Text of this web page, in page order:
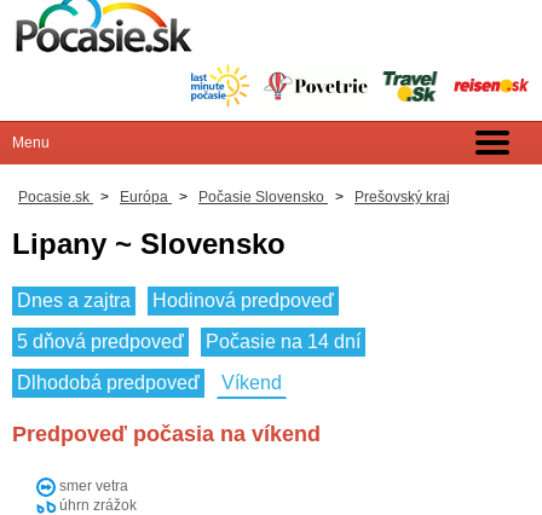
Pocasie.sk > Európa > Počasie Slovensko > Prešovský kraj
Lipany ~ Slovensko
Dnes a zajtra
Hodinová predpoveď
5 dňová predpoveď
Počasie na 14 dní
Dlhodobá predpoveď
Víkend
Predpoveď počasia na víkend
smer vetra
úhrn zrážok